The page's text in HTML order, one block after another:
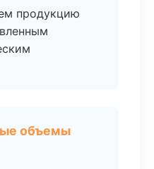
продукцию
объемы